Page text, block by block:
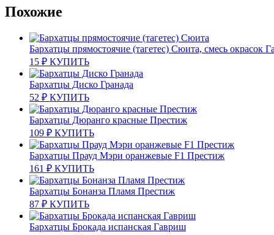
Похожие
Бархатцы прямостоячие (тагетес) Сюита, смесь окрасок
15 ₽ КУПИТЬ
Бархатцы Диско Гранада
52 ₽ КУПИТЬ
Бархатцы Дюранго красные Престиж
109 ₽ КУПИТЬ
Бархатцы Прауд Мэри оранжевые F1 Престиж
161 ₽ КУПИТЬ
Бархатцы Бонанза Пламя Престиж
87 ₽ КУПИТЬ
Бархатцы Брокада испанская Гавриш